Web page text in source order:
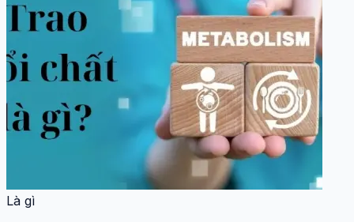
Là gì